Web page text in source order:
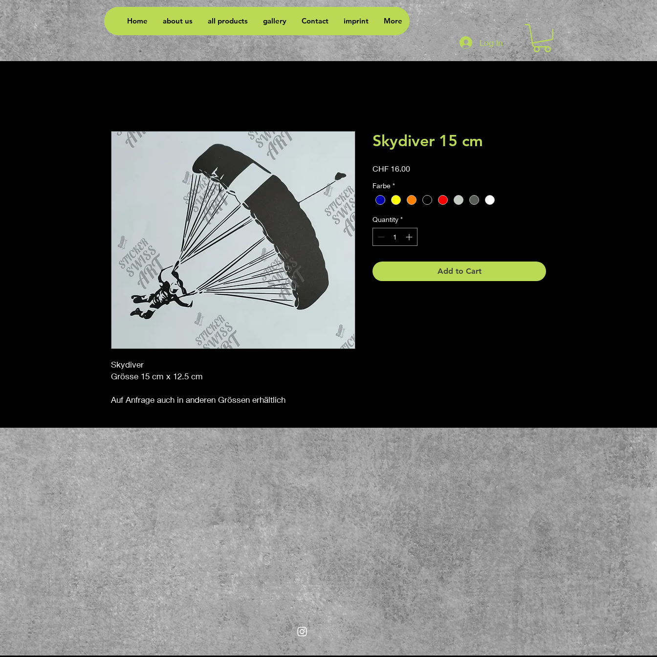
Home about us all products gallery Contact imprint More
Log In
Skydiver
Grösse 15 cm x 12.5 cm
Auf Anfrage auch in anderen Grössen erhältlich
Skydiver 15 cm
CHF 16.00Price
Farbe *
Quantity *
Add to Cart